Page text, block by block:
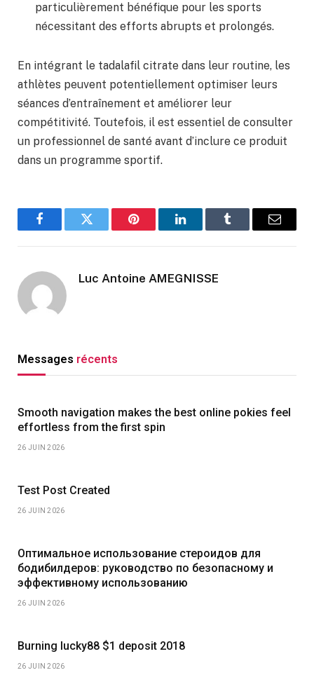
particulièrement bénéfique pour les sports
nécessitant des efforts abrupts et prolongés.
En intégrant le tadalafil citrate dans leur routine, les
athlètes peuvent potentiellement optimiser leurs
séances d’entraînement et améliorer leur
compétitivité. Toutefois, il est essentiel de consulter
un professionnel de santé avant d’inclure ce produit
dans un programme sportif.
FacebookTwitter Pinterest LinkedInTumblr Email
Luc Antoine AMEGNISSE
Messages récents
Smooth navigation makes the best online pokies feel
effortless from the first spin
26 JUIN 2026
Test Post Created
26 JUIN 2026
Оптимальное использование стероидов для
бодибилдеров: руководство по безопасному и
эффективному использованию
26 JUIN 2026
Burning lucky88 $1 deposit 2018
26 JUIN 2026